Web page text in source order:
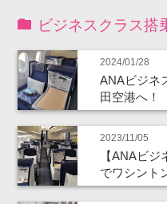
ビジネスクラス搭
2024/01/28
ANAビジネ
田空港へ！
2023/11/05
【ANAビ
でワシント